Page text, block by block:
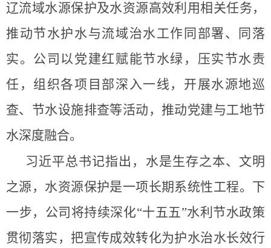
辽流域水源保护及水资源高效利用相关任务，
推动节水护水与流域治水工作同部署、同落
实。公司以党建红赋能节水绿，压实节水责
任，组织各项目部深入一线，开展水源地巡
查、节水设施排查等活动，推动党建与工地节
水深度融合。
习近平总书记指出， 水是生存之本、文明
之源，水资源保护是一项长期系统性工程。下
一步，公司将持续深化“十五五”水利节水政策
贯彻落实，把宣传成效转化为护水治水长效行